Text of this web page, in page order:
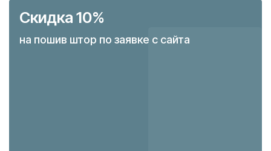
Скидка 10%
на пошив штор по заявке с сайта